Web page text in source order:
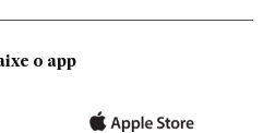
o app